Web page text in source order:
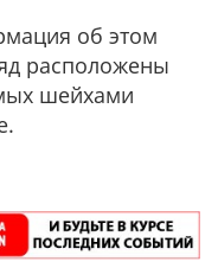
об этом
расположены
шейхами